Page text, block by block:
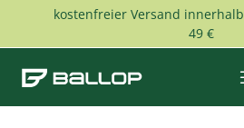
Zum Hauptinhalt springen
kostenfreier Versand
49 €